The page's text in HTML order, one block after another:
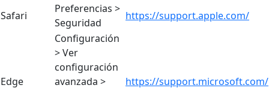
Safari
Preferencias >
Seguridad
https://support.apple.com/
Edge
Configuración
> Ver
configuración
avanzada >
https://support.microsoft.com/